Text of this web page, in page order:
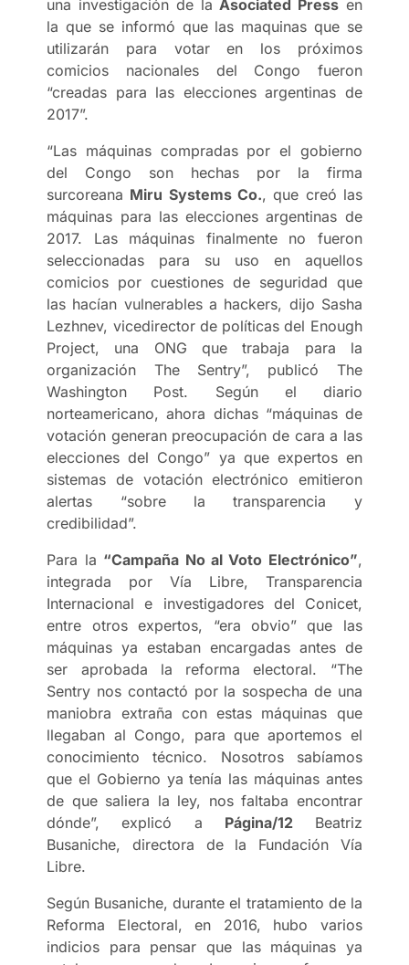
una investigación de laAsociated Press en
la que se informó que las maquinas que se
utilizarán para votar en los próximos
comicios nacionales del Congo fueron
“creadas para las elecciones argentinas de
2017”.
“Las máquinas compradas por el gobierno
del Congo son hechas por la firma
surcoreana Miru Systems Co., que creó las
máquinas para las elecciones argentinas de
2017. Las máquinas finalmente no fueron
seleccionadas para su uso en aquellos
comicios por cuestiones de seguridad que
las hacían vulnerables a hackers, dijo Sasha
Lezhnev, vicedirector de políticas del Enough
Project, una ONG que trabaja para la
organización The Sentry”, publicó The
Washington Post. Según el diario
norteamericano, ahora dichas “máquinas de
votación generan preocupación de cara a las
elecciones del Congo” ya que expertos en
sistemas de votación electrónico emitieron
alertas “sobre la transparencia y
credibilidad”.
Para la “Campaña No al Voto Electrónico”,
integrada por Vía Libre, Transparencia
Internacional e investigadores del Conicet,
entre otros expertos, “era obvio” que las
máquinas ya estaban encargadas antes de
ser aprobada la reforma electoral. “The
Sentry nos contactó por la sospecha de una
maniobra extraña con estas máquinas que
llegaban al Congo, para que aportemos el
conocimiento técnico. Nosotros sabíamos
que el Gobierno ya tenía las máquinas antes
de que saliera la ley, nos faltaba encontrar
dónde”, explicó a Página/12Beatriz
Busaniche, directora de la Fundación Vía
Libre.
Según Busaniche, durante el tratamiento de la
Reforma Electoral, en 2016, hubo varios
indicios para pensar que las máquinas ya